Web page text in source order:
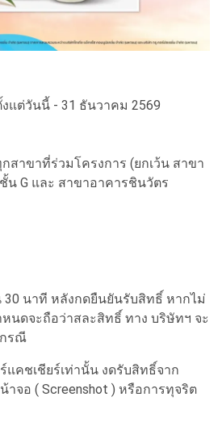
งแต่วันนี้ - 31 ธันวาคม 2569
สาขาที่ร่วมโครงการ (ยกเว้น สาขา
น G และ สาขาอาคารชินวัตร
30 นาที หลังกดยืนยันรับสิทธิ์ หากไม่
นดจะถือว่าสละสิทธิ์ ทาง บริษัทฯ จะ
รณี
แคชเชียร์เท่านั้น งดรับสิทธิ์จาก
จอ ( Screenshot ) หรือการทุจริต